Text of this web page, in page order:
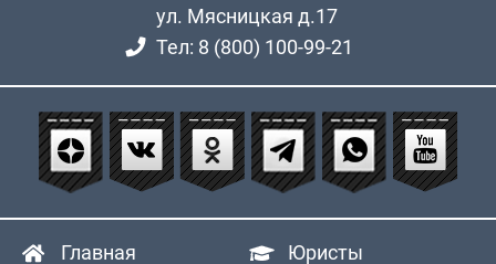
ул. Мясницкая д.17
Тел: 8 (800) 100-99-21
Главная Юристы